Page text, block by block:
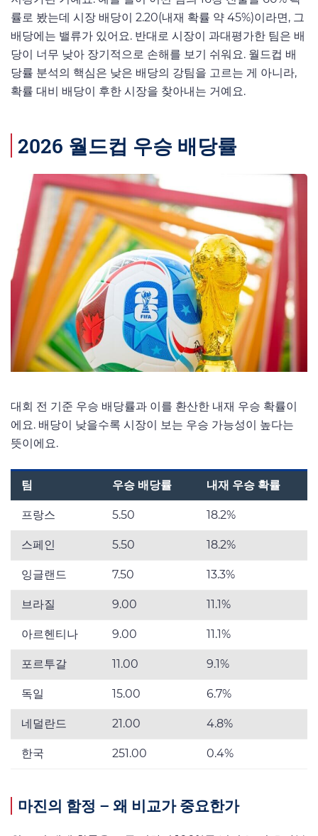
률로 봤는데 시장 배당이 2.20(내재 확률 약 45%)이라면, 그
배당에는 밸류가 있어요. 반대로 시장이 과대평가한 팀은 배
당이 너무 낮아 장기적으로 손해를 보기 쉬워요. 월드컵 배
당률 분석의 핵심은 낮은 배당의 강팀을 고르는 게 아니라,
확률 대비 배당이 후한 시장을 찾아내는 거예요.
2026 월드컵 우승 배당률
대회 전 기준 우승 배당률과 이를 환산한 내재 우승 확률이
에요. 배당이 낮을수록 시장이 보는 우승 가능성이 높다는
뜻이에요.
팀 우승 배당률 내재 우승 확률
프랑스 5.50 18.2%
스페인 5.50 18.2%
잉글랜드 7.50 13.3%
브라질 9.00 11.1%
아르헨티나 9.00 11.1%
포르투갈 11.00 9.1%
독일 15.00 6.7%
네덜란드 21.00 4.8%
한국 251.00 0.4%
마진의 함정 – 왜 비교가 중요한가